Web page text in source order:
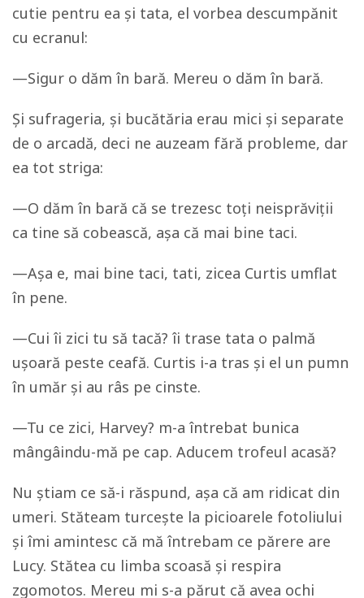
cutie pentru ea și tata, el vorbea descumpănit
cu ecranul:
—Sigur o dăm în bară. Mereu o dăm în bară.
Și sufrageria, și bucătăria erau mici și separate
de o arcadă, deci ne auzeam fără probleme, dar
ea tot striga:
—O dăm în bară că se trezesc toți neisprăviții
ca tine să cobească, așa că mai bine taci.
—Așa e, mai bine taci, tati, zicea Curtis umflat
în pene.
—Cui îi zici tu să tacă? îi trase tata o palmă
ușoară peste ceafă. Curtis i-a tras și el un pumn
în umăr și au râs pe cinste.
—Tu ce zici, Harvey? m-a întrebat bunica
mângâindu-mă pe cap. Aducem trofeul acasă?
Nu știam ce să-i răspund, așa că am ridicat din
umeri. Stăteam turcește la picioarele fotoliului
și îmi amintesc că mă întrebam ce părere are
Lucy. Stătea cu limba scoasă și respira
zgomotos. Mereu mi s-a părut că avea ochi